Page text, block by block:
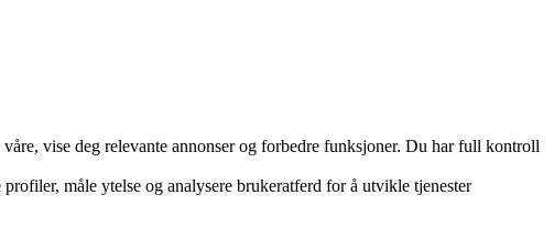
vise deg relevante annonser og forbedre funksjoner. Du har full kontroll
måle ytelse og analysere brukeratferd for å utvikle tjenester